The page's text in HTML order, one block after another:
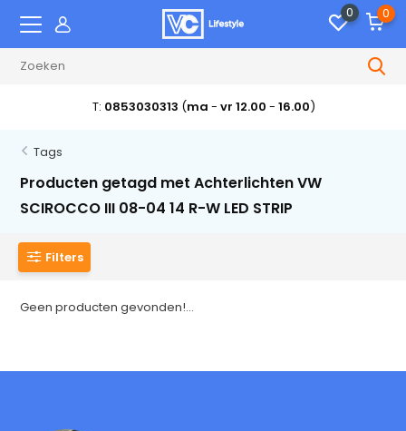
0 0
T: 0853030313 (ma - vr 12.00 - 16.00)
Tags
Producten getagd met Achterlichten VW
SCIROCCO III 08-04 14 R-W LED STRIP
Filters
Geen producten gevonden!...